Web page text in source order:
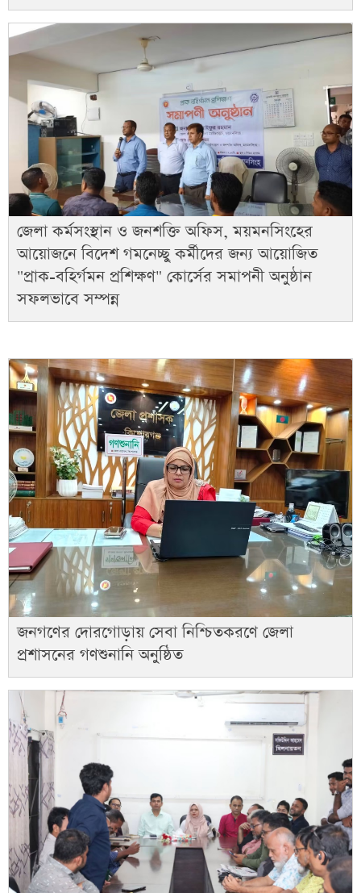
জেলা কর্মসংস্থান ও জনশক্তি অফিস, ময়মনসিংহের
আয়োজনে বিদেশ গমনেচ্ছু কর্মীদের জন্য আয়োজিত
"প্রাক-বহির্গমন প্রশিক্ষণ" কোর্সের সমাপনী অনুষ্ঠান
সফলভাবে সম্পন্ন
জনগণের দোরগোড়ায় সেবা নিশ্চিতকরণে জেলা
প্রশাসনের গণশুনানি অনুষ্ঠিত